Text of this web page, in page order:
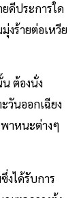
ดีประการใด
งร้ายต่อเหวีย
ต้องนั่ง
วันออกเฉียง
าหนะต่างๆ
งได้รับการ